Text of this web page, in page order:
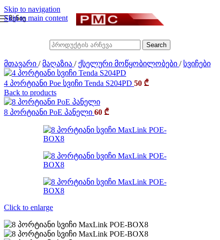
Skip to navigation
Skip to main content
ᲛᲔᲜᲘᲣ
Search
მთავარი / მაღაზია / ქსელური მოწყობილობები / სვიჩები
4 პორტიანი Poe სვიჩი Tenda S204PD 50 ₾
Back to products
8 პორტიანი PoE პანელი 60 ₾
Click to enlarge